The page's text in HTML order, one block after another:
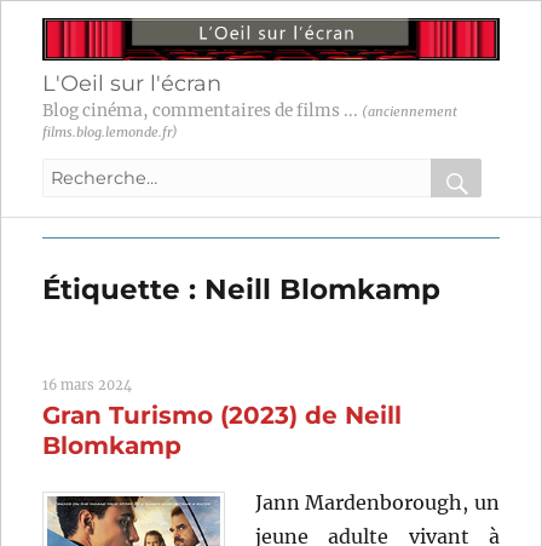
L'Oeil sur l'écran
Blog cinéma, commentaires de films ... (anciennement
films.blog.lemonde.fr)
Recherche
:
OK
Étiquette : Neill Blomkamp
16 mars 2024
Gran Turismo (2023) de Neill
Blomkamp
Jann Mardenborough, un
jeune adulte vivant à